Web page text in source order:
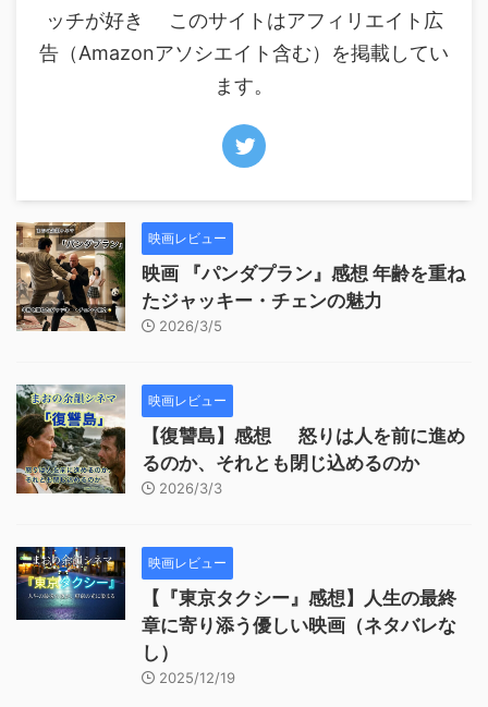
ッチが好き このサイトはアフィリエイト広
告（Amazonアソシエイト含む）を掲載してい
ます。
映画レビュー
映画 『パンダプラン』感想 年齢を重ね
たジャッキー・チェンの魅力
2026/3/5
映画レビュー
【復讐島】感想 怒りは人を前に進め
るのか、それとも閉じ込めるのか
2026/3/3
映画レビュー
【『東京タクシー』感想】人生の最終
章に寄り添う優しい映画（ネタバレな
し）
2025/12/19